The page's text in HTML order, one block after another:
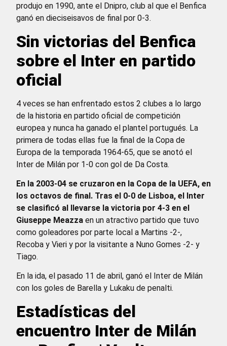
produjo en 1990, ante el Dnipro, club al que el Benfica
ganó en dieciseisavos de final por 0-3.
Sin victorias del Benfica
sobre el Inter en partido
oficial
4 veces se han enfrentado estos 2 clubes a lo largo
de la historia en partido oficial de competición
europea y nunca ha ganado el plantel portugués. La
primera de todas ellas fue la final de la Copa de
Europa de la temporada 1964-65, que se anotó el
Inter de Milán por 1-0 con gol de Da Costa.
En la 2003-04 se cruzaron en la Copa de la UEFA, en
los octavos de final. Tras el 0-0 de Lisboa, el Inter
se clasificó al llevarse la victoria por 4-3 en el
Giuseppe Meazza en un atractivo partido que tuvo
como goleadores por parte local a Martins -2-,
Recoba y Vieri y por la visitante a Nuno Gomes -2- y
Tiago.
En la ida, el pasado 11 de abril, ganó el Inter de Milán
con los goles de Barella y Lukaku de penalti.
Estadísticas del
encuentro Inter de Milán